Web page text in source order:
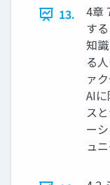
13.
4章
す
知
る
ァ
AI
ス
ー
ュ